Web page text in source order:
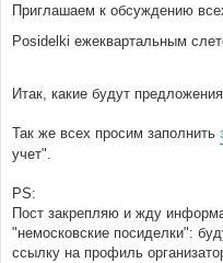
Приглашаем к обсуждению
Posidelki ежеквартальным
Итак, какие будут
Так же всех просим заполнить
учет".
PS:
Пост закрепляю и жду
"немосковские посиделки":
ссылку на профиль